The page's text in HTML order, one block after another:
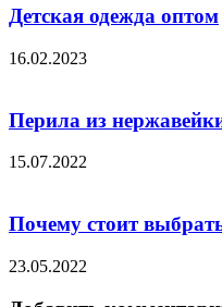
Детская одежда оптом
16.02.2023
Перила из
15.07.2022
Почему стоит
23.05.2022